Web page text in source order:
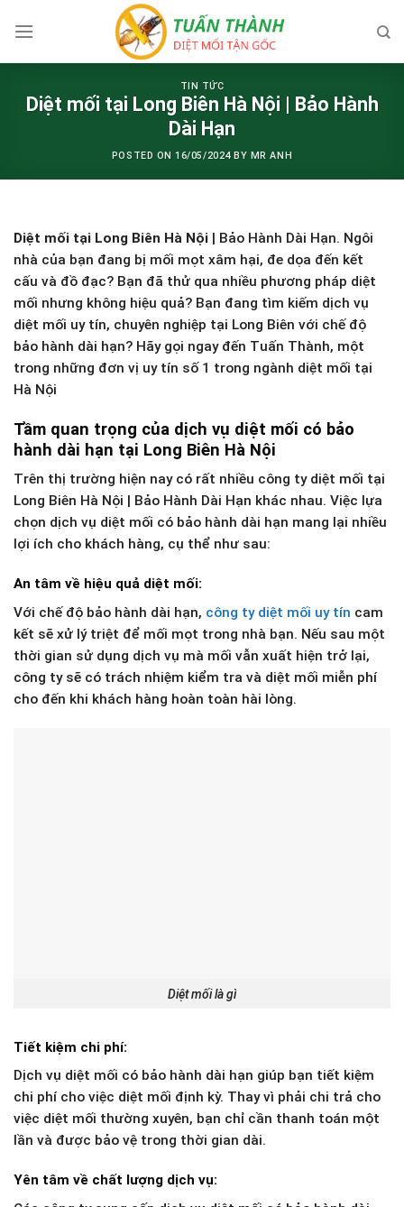
TIN TỨC
Diệt mối tại Long Biên Hà Nội | Bảo Hành
Dài Hạn
POSTED ON16/05/2024BY MR ANH
Diệt mối tại Long Biên Hà Nội | Bảo Hành Dài Hạn. Ngôi
nhà của bạn đang bị mối mọt xâm hại, đe dọa đến kết
cấu và đồ đạc? Bạn đã thử qua nhiều phương pháp diệt
mối nhưng không hiệu quả? Bạn đang tìm kiếm dịch vụ
diệt mối uy tín, chuyên nghiệp tại Long Biên với chế độ
bảo hành dài hạn? Hãy gọi ngay đến Tuấn Thành, một
trong những đơn vị uy tín số 1 trong ngành diệt mối tại
Hà Nội
Tầm quan trọng của dịch vụ diệt mối có bảo
hành dài hạn tại Long Biên Hà Nội
Trên thị trường hiện nay có rất nhiều công ty diệt mối tại
Long Biên Hà Nội | Bảo Hành Dài Hạn khác nhau. Việc lựa
chọn dịch vụ diệt mối có bảo hành dài hạn mang lại nhiều
lợi ích cho khách hàng, cụ thể như sau:
An tâm về hiệu quả diệt mối:
Với chế độ bảo hành dài hạn, công ty diệt mối uy tín cam
kết sẽ xử lý triệt để mối mọt trong nhà bạn. Nếu sau một
thời gian sử dụng dịch vụ mà mối vẫn xuất hiện trở lại,
công ty sẽ có trách nhiệm kiểm tra và diệt mối miễn phí
cho đến khi khách hàng hoàn toàn hài lòng.
Diệt mối là gì
Tiết kiệm chi phí:
Dịch vụ diệt mối có bảo hành dài hạn giúp bạn tiết kiệm
chi phí cho việc diệt mối định kỳ. Thay vì phải chi trả cho
việc diệt mối thường xuyên, bạn chỉ cần thanh toán một
lần và được bảo vệ trong thời gian dài.
Yên tâm về chất lượng dịch vụ: